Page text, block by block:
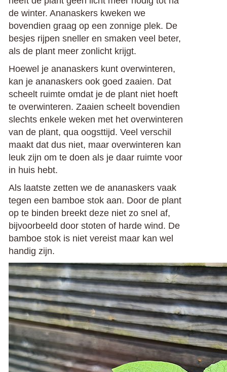
de winter. Ananaskers kweken we
bovendien graag op een zonnige plek. De
besjes rijpen sneller en smaken veel beter,
als de plant meer zonlicht krijgt.
Hoewel je ananaskers kunt overwinteren,
kan je ananaskers ook goed zaaien. Dat
scheelt ruimte omdat je de plant niet hoeft
te overwinteren. Zaaien scheelt bovendien
slechts enkele weken met het overwinteren
van de plant, qua oogsttijd. Veel verschil
maakt dat dus niet, maar overwinteren kan
leuk zijn om te doen als je daar ruimte voor
in huis hebt.
Als laatste zetten we de ananaskers vaak
tegen een bamboe stok aan. Door de plant
op te binden breekt deze niet zo snel af,
bijvoorbeeld door stoten of harde wind. De
bamboe stok is niet vereist maar kan wel
handig zijn.